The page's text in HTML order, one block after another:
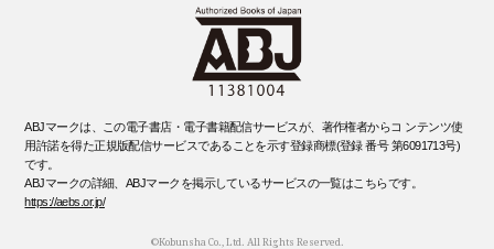
ABJマークは、この電子書店・電子書籍配信サービスが、著作権者からコ ンテンツ使
用許諾を得た正規版配信サービスであることを示す登録商標(登録 番号 第6091713号)
です。
ABJマークの詳細、ABJマークを掲示しているサービスの一覧はこちらです。
https://aebs.or.jp/
©Kobunsha Co., Ltd. All Rights Reserved.